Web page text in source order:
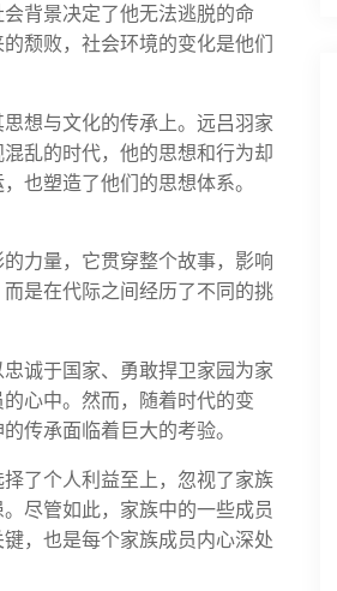
背景决定了他无法逃脱的命
颓败，社会环境的变化是他们
想与文化的传承上。远吕羽家
乱的时代，他的思想和行为却
也塑造了他们的思想体系。
力量，它贯穿整个故事，影响
是在代际之间经历了不同的挑
诚于国家、勇敢捍卫家园为家
心中。然而，随着时代的变
传承面临着巨大的考验。
了个人利益至上，忽视了家族
尽管如此，家族中的一些成员
，也是每个家族成员内心深处